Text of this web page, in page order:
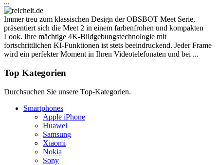
...
Immer treu zum klassischen Design der OBSBOT Meet Serie,
präsentiert sich die Meet 2 in einem farbenfrohen und kompakten
Look. Ihre mächtige 4K-Bildgebungstechnologie mit
fortschrittlichen KI-Funktionen ist stets beeindruckend. Jeder Frame
wird ein perfekter Moment in Ihren Videotelefonaten und bei ...
Top Kategorien
Durchsuchen Sie unsere Top-Kategorien.
Smartphones
Apple iPhone
Huawei
Samsung
Xiaomi
Nokia
Sony